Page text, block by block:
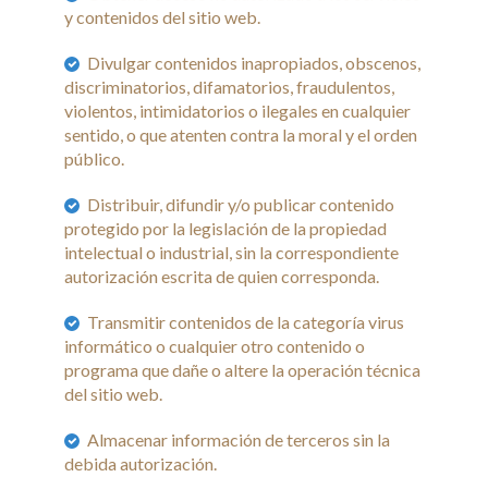
y contenidos del sitio web.
Divulgar contenidos inapropiados, obscenos,
discriminatorios, difamatorios, fraudulentos,
violentos, intimidatorios o ilegales en cualquier
sentido, o que atenten contra la moral y el orden
público.
Distribuir, difundir y/o publicar contenido
protegido por la legislación de la propiedad
intelectual o industrial, sin la correspondiente
autorización escrita de quien corresponda.
Transmitir contenidos de la categoría virus
informático o cualquier otro contenido o
programa que dañe o altere la operación técnica
del sitio web.
Almacenar información de terceros sin la
debida autorización.